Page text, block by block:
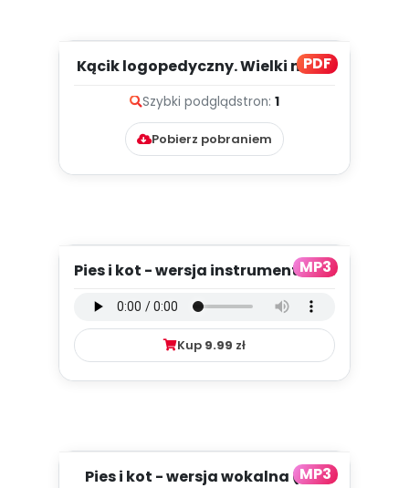
PDF
Kącik logopedyczny. Wielki mecz
Szybki podglądstron: 1
Pobierz pobraniem
MP3
Pies i kot - wersja instrumentalna
Kup 9.99 zł
MP3
Pies i kot - wersja wokalna (PD,